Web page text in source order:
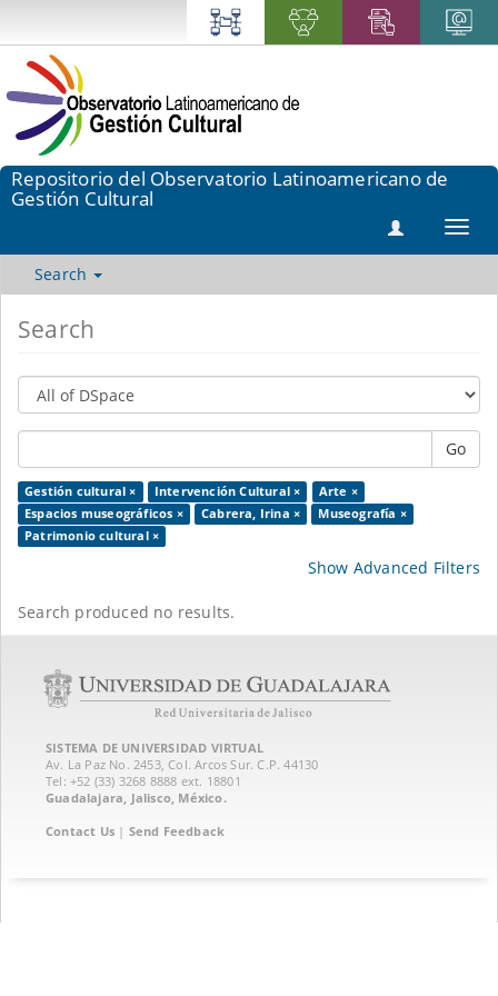
Repositorio del Observatorio Latinoamericano de
Gestión Cultural
Search
Search
Go
Gestión cultural × Intervención Cultural ×
Arte ×
Espacios museográficos ×
Cabrera, Irina ×
Museografía ×
Patrimonio cultural ×
Show Advanced Filters
Search produced no results.
SISTEMA DE UNIVERSIDAD VIRTUAL
Av. La Paz No. 2453, Col. Arcos Sur. C.P. 44130
Tel: +52 (33) 3268 8888‏ ext. 18801
Guadalajara, Jalisco, México.
Contact Us | Send Feedback